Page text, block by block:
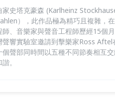
家史塔克豪森 (Karlheinz
），此作品極為精巧且複雜，
師、音樂家與聲音工程師歷經15個
聲響實驗室邀請到擊樂家Ross
個聲部同時間以五種不同節奏相互
。